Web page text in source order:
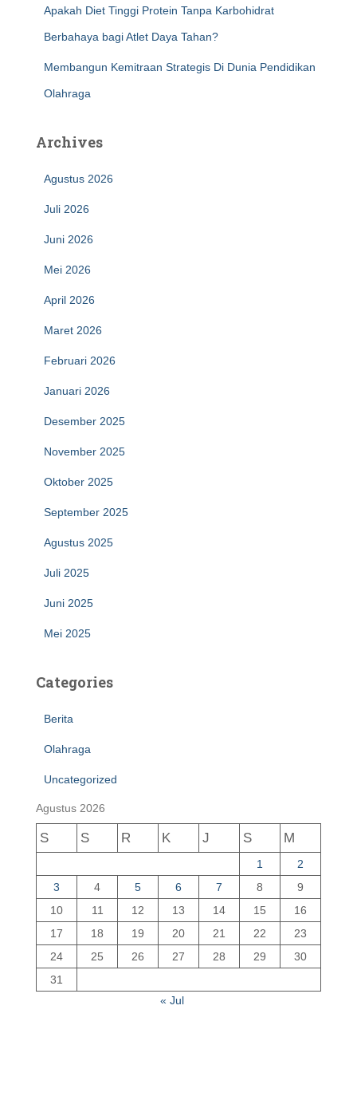
Apakah Diet Tinggi Protein Tanpa Karbohidrat
Berbahaya bagi Atlet Daya Tahan?
Membangun Kemitraan Strategis Di Dunia Pendidikan
Olahraga
Archives
Agustus 2026
Juli 2026
Juni 2026
Mei 2026
April 2026
Maret 2026
Februari 2026
Januari 2026
Desember 2025
November 2025
Oktober 2025
September 2025
Agustus 2025
Juli 2025
Juni 2025
Mei 2025
Categories
Berita
Olahraga
Uncategorized
Agustus 2026
S S R K J S M
1
2
3
4 5 6 7 8
9
10
11 12 13 14 15
16
17
18 19 20 21 22
23
24
25 26 27 28 29
30
31
« Jul